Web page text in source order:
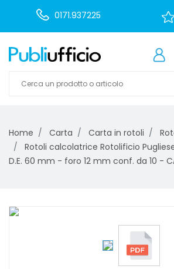
0171.937225
Home Carta Carta in rotoli
Rotoli calcolatrice Rotolificio
D.E. 60 mm - foro 12 mm conf. da 10 -